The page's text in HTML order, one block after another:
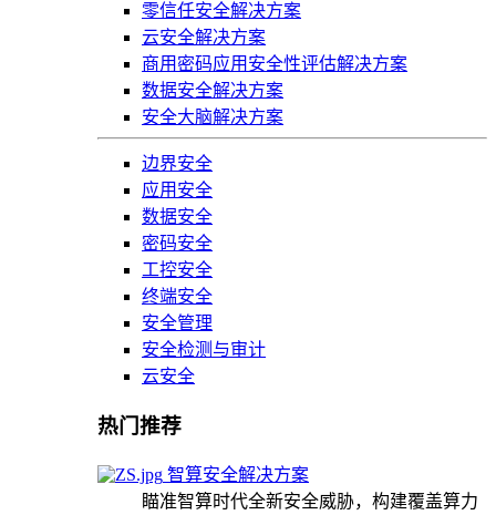
零信任安全解决方案
云安全解决方案
商用密码应用安全性评估解决方案
数据安全解决方案
安全大脑解决方案
边界安全
应用安全
数据安全
密码安全
工控安全
终端安全
安全管理
安全检测与审计
云安全
热门推荐
智算安全解决方案
瞄准智算时代全新安全威胁，构建覆盖算力